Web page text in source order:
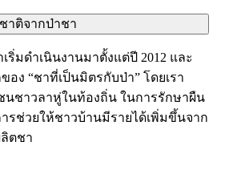
แสนอร่อย
บ
รับชาเย็น:
อน ใส่น้ำแข็งและเติมน้ำเชื่อมเล็กน้อย
ที เทเฉพาะน้ำชาแล้วเสิร์ฟ
าติจากป่าชา
ริ่มดำเนินงานมาตั้งแต่ปี 2012 และ
อง “ชาที่เป็นมิตรกับป่า” โดยเรา
ชาวลาหู่ในท้องถิ่น ในการรักษาผืน
รช่วยให้ชาวบ้านมีรายได้เพิ่มขึ้นจาก
ลิตชา